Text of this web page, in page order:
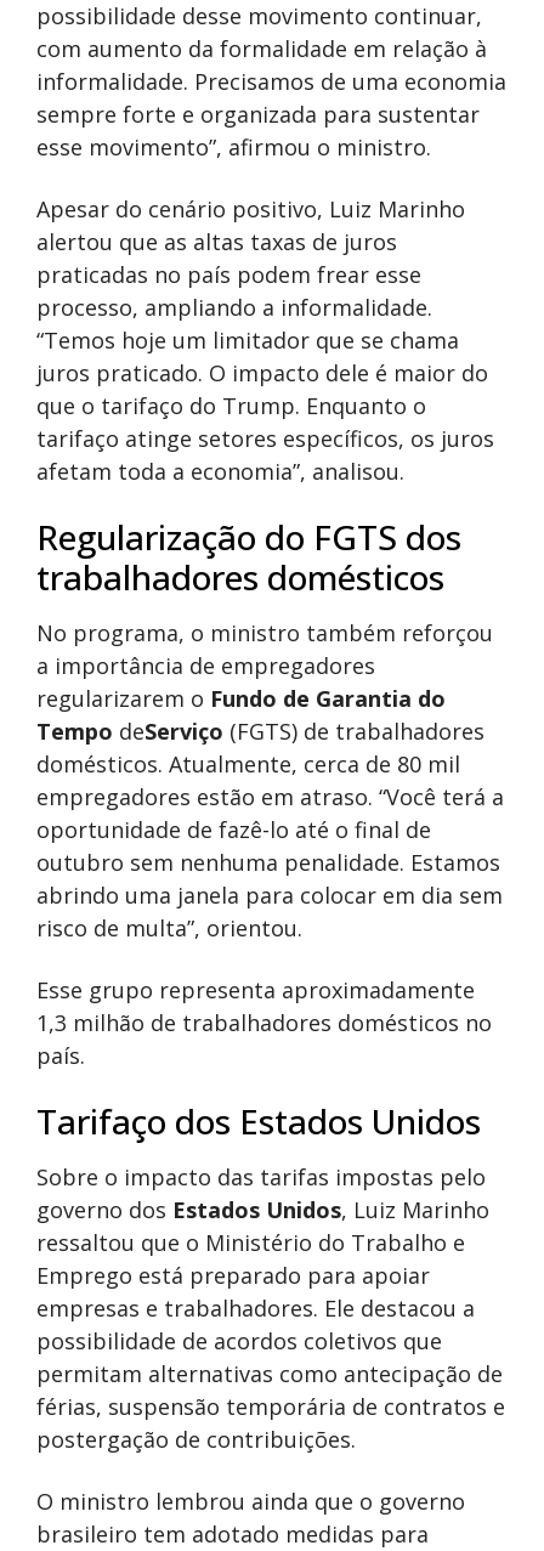
possibilidade desse movimento continuar,
com aumento da formalidade em relação à
informalidade. Precisamos de uma economia
sempre forte e organizada para sustentar
esse movimento”, afirmou o ministro.
Apesar do cenário positivo, Luiz Marinho
alertou que as altas taxas de juros
praticadas no país podem frear esse
processo, ampliando a informalidade.
“Temos hoje um limitador que se chama
juros praticado. O impacto dele é maior do
que o tarifaço do Trump. Enquanto o
tarifaço atinge setores específicos, os juros
afetam toda a economia”, analisou.
Regularização do FGTS dos
trabalhadores domésticos
No programa, o ministro também reforçou
a importância de empregadores
regularizarem o Fundo de Garantia do
Tempo deServiço (FGTS) de trabalhadores
domésticos. Atualmente, cerca de 80 mil
empregadores estão em atraso. “Você terá a
oportunidade de fazê-lo até o final de
outubro sem nenhuma penalidade. Estamos
abrindo uma janela para colocar em dia sem
risco de multa”, orientou.
Esse grupo representa aproximadamente
1,3 milhão de trabalhadores domésticos no
país.
Tarifaço dos Estados Unidos
Sobre o impacto das tarifas impostas pelo
governo dos Estados Unidos, Luiz Marinho
ressaltou que o Ministério do Trabalho e
Emprego está preparado para apoiar
empresas e trabalhadores. Ele destacou a
possibilidade de acordos coletivos que
permitam alternativas como antecipação de
férias, suspensão temporária de contratos e
postergação de contribuições.
O ministro lembrou ainda que o governo
brasileiro tem adotado medidas para